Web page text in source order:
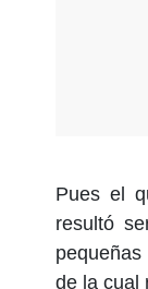
Pues el
resultó
de la cual